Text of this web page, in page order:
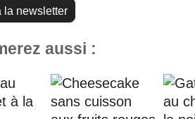
la newsletter
aussi :